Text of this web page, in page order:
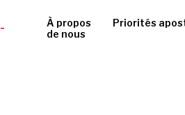
À propos
de nous
Priorités